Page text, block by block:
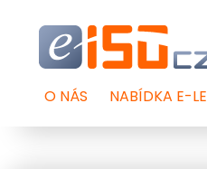
O NÁS NABÍDKA E-